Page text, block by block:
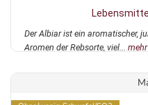
Der Albiar ist ein aromatischer,
Aromen der Rebsorte, viel... mehr